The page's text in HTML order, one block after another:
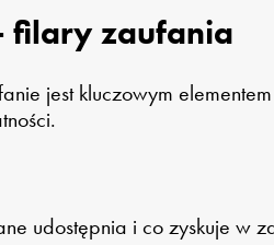
filary zaufania
jest kluczowym
udostępnia i co zyskuje w